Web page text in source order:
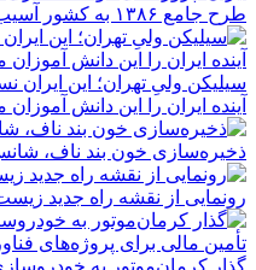
طرح جامع ۱۳۸۶ به کشور آسیب زد
آینده ایران را این دانش
ذخیره‌سازی خون بند ناف،
رونمایی از نقشه راه جدید